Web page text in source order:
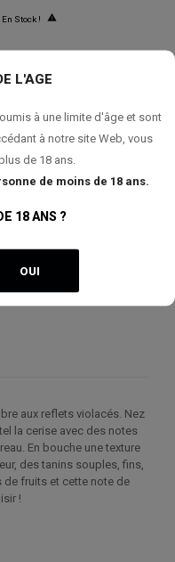
L'AGE
à une limite d'âge et sont
à notre site Web, vous
de 18 ans.
de moins de 18 ans.
18 ANS ?
OUI
Stock ! 
AU PANIER
aux reflets violacés. Nez
la cerise avec des notes
En bouche une texture
des tanins souples, fins,
de fruits et cette note de
!